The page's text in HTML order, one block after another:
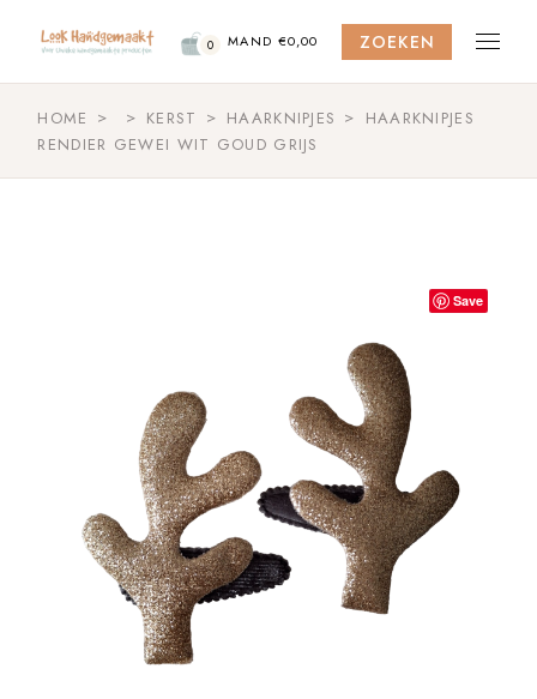
content
0 MAND €0,00 ZOEKEN
HOME KERST HAARKNIPJES
HAARKNIPJES
RENDIER GEWEI WIT GOUD GRIJS
Save